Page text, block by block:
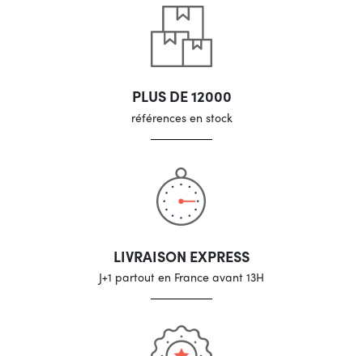
PLUS DE 12000
références en stock
LIVRAISON EXPRESS
J+1 partout en France avant 13H